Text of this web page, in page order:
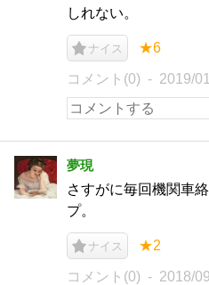
しれない。
ナイス ★6
コメント(0) 2019/
夢現
さすがに毎回機関車
プ。
ナイス ★2
コメント(0) 2018/